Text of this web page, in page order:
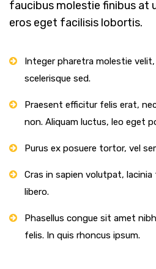
faucibus molestie finibus at
eros eget facilisis lobortis.
Integer pharetra molestie
scelerisque sed.
Praesent efficitur felis erat,
non. Aliquam luctus, leo eget
Purus ex posuere tortor, vel
Cras in sapien volutpat,
libero.
Phasellus congue sit amet
felis. In quis rhoncus ipsum.